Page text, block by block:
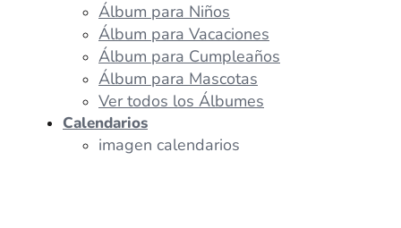
Álbum para Niños
Álbum para Vacaciones
Álbum para Cumpleaños
Álbum para Mascotas
Ver todos los Álbumes
Calendarios
imagen calendarios